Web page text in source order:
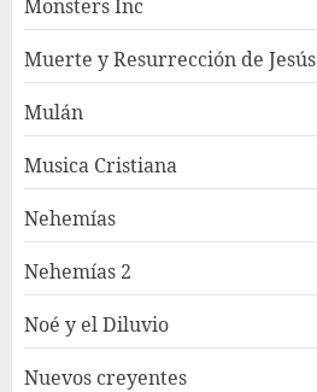
Monsters Inc
Muerte y Resurrección de Jesús
Mulán
Musica Cristiana
Nehemías
Nehemías 2
Noé y el Diluvio
Nuevos creyentes